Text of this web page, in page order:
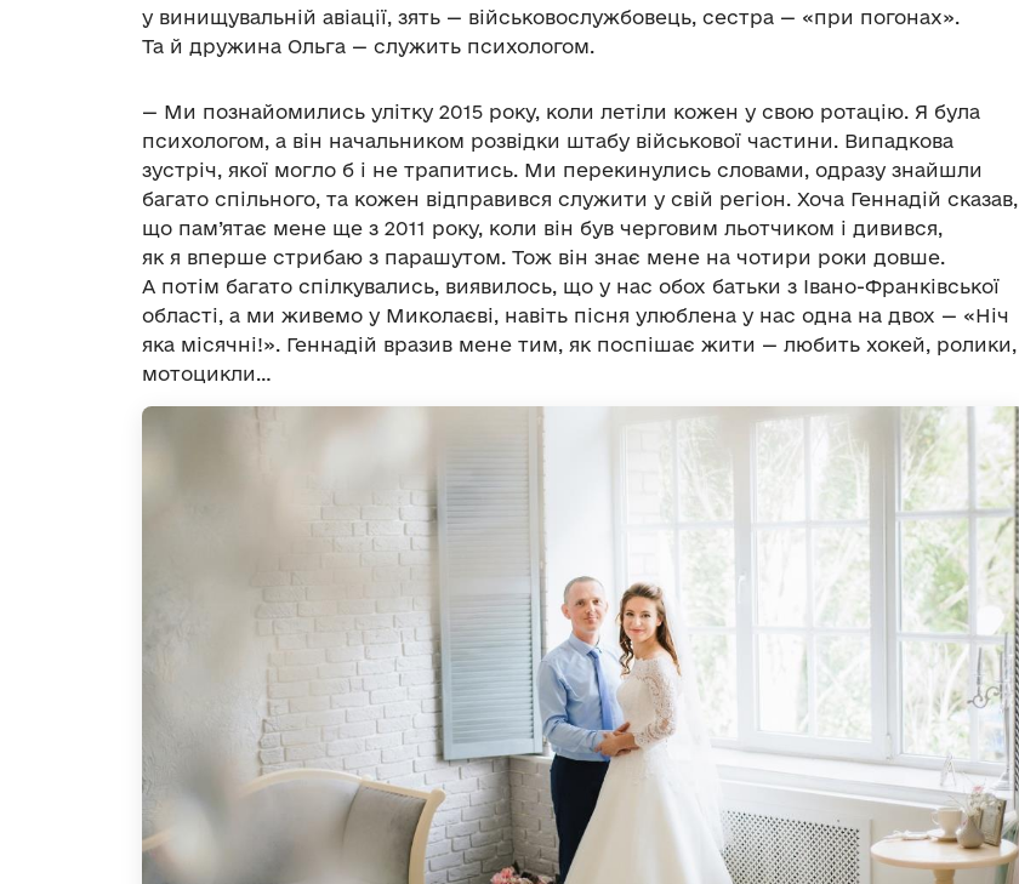
у винищувальній авіації, зять — військовослужбовець, сестра — «при погонах».
Та й дружина Ольга — служить психологом.
— Ми познайомились улітку 2015 року, коли летіли кожен у свою ротацію. Я була
психологом, а він начальником розвідки штабу військової частини. Випадкова
зустріч, якої могло б і не трапитись. Ми перекинулись словами, одразу знайшли
багато спільного, та кожен відправився служити у свій регіон. Хоча Геннадій сказав,
що пам’ятає мене ще з 2011 року, коли він був черговим льотчиком і дивився,
як я вперше стрибаю з парашутом. Тож він знає мене на чотири роки довше.
А потім багато спілкувались, виявилось, що у нас обох батьки з Івано-Франківської
області, а ми живемо у Миколаєві, навіть пісня улюблена у нас одна на двох — «Ніч
яка місячні!». Геннадій вразив мене тим, як поспішає жити — любить хокей, ролики,
мотоцикли…